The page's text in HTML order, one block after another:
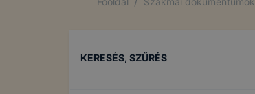
KERESÉS, SZŰRÉS